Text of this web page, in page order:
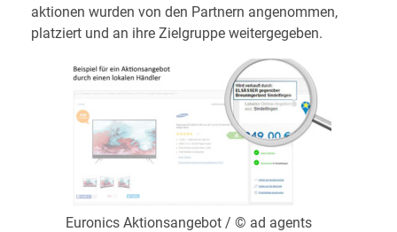
aktionen wurden von den Partnern angenommen,
platziert und an ihre Zielgruppe weitergegeben.
Euronics Aktionsangebot / © ad agents